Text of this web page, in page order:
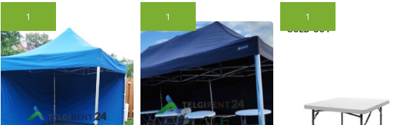
Lisa korvi Lisa korvi Lisa korvi
SOLD OUT